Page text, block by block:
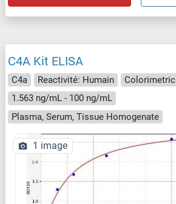
C4A Kit ELISA
C4a Reactivité: Humain Colorimetric
1.563 ng/mL - 100 ng/mL
Plasma, Serum, Tissue Homogenate
1 image